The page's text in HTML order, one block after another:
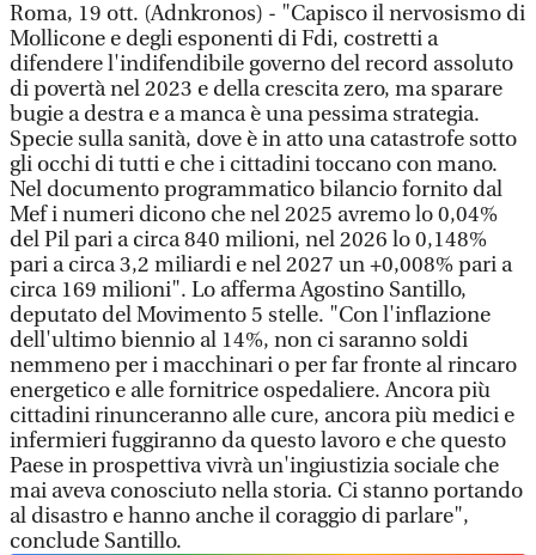
Roma, 19 ott. (Adnkronos) - "Capisco il nervosismo di
Mollicone e degli esponenti di Fdi, costretti a
difendere l'indifendibile governo del record assoluto
di povertà nel 2023 e della crescita zero, ma sparare
bugie a destra e a manca è una pessima strategia.
Specie sulla sanità, dove è in atto una catastrofe sotto
gli occhi di tutti e che i cittadini toccano con mano.
Nel documento programmatico bilancio fornito dal
Mef i numeri dicono che nel 2025 avremo lo 0,04%
del Pil pari a circa 840 milioni, nel 2026 lo 0,148%
pari a circa 3,2 miliardi e nel 2027 un +0,008% pari a
circa 169 milioni". Lo afferma Agostino Santillo,
deputato del Movimento 5 stelle. "Con l'inflazione
dell'ultimo biennio al 14%, non ci saranno soldi
nemmeno per i macchinari o per far fronte al rincaro
energetico e alle fornitrice ospedaliere. Ancora più
cittadini rinunceranno alle cure, ancora più medici e
infermieri fuggiranno da questo lavoro e che questo
Paese in prospettiva vivrà un'ingiustizia sociale che
mai aveva conosciuto nella storia. Ci stanno portando
al disastro e hanno anche il coraggio di parlare",
conclude Santillo.